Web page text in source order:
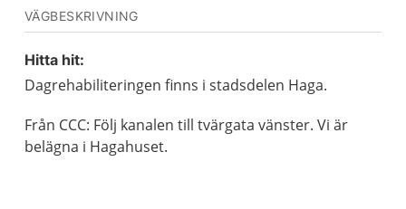
VÄGBESKRIVNING
Hitta hit:
Dagrehabiliteringen finns i stadsdelen Haga.
Från CCC: Följ kanalen till tvärgata vänster. Vi är
belägna i Hagahuset.